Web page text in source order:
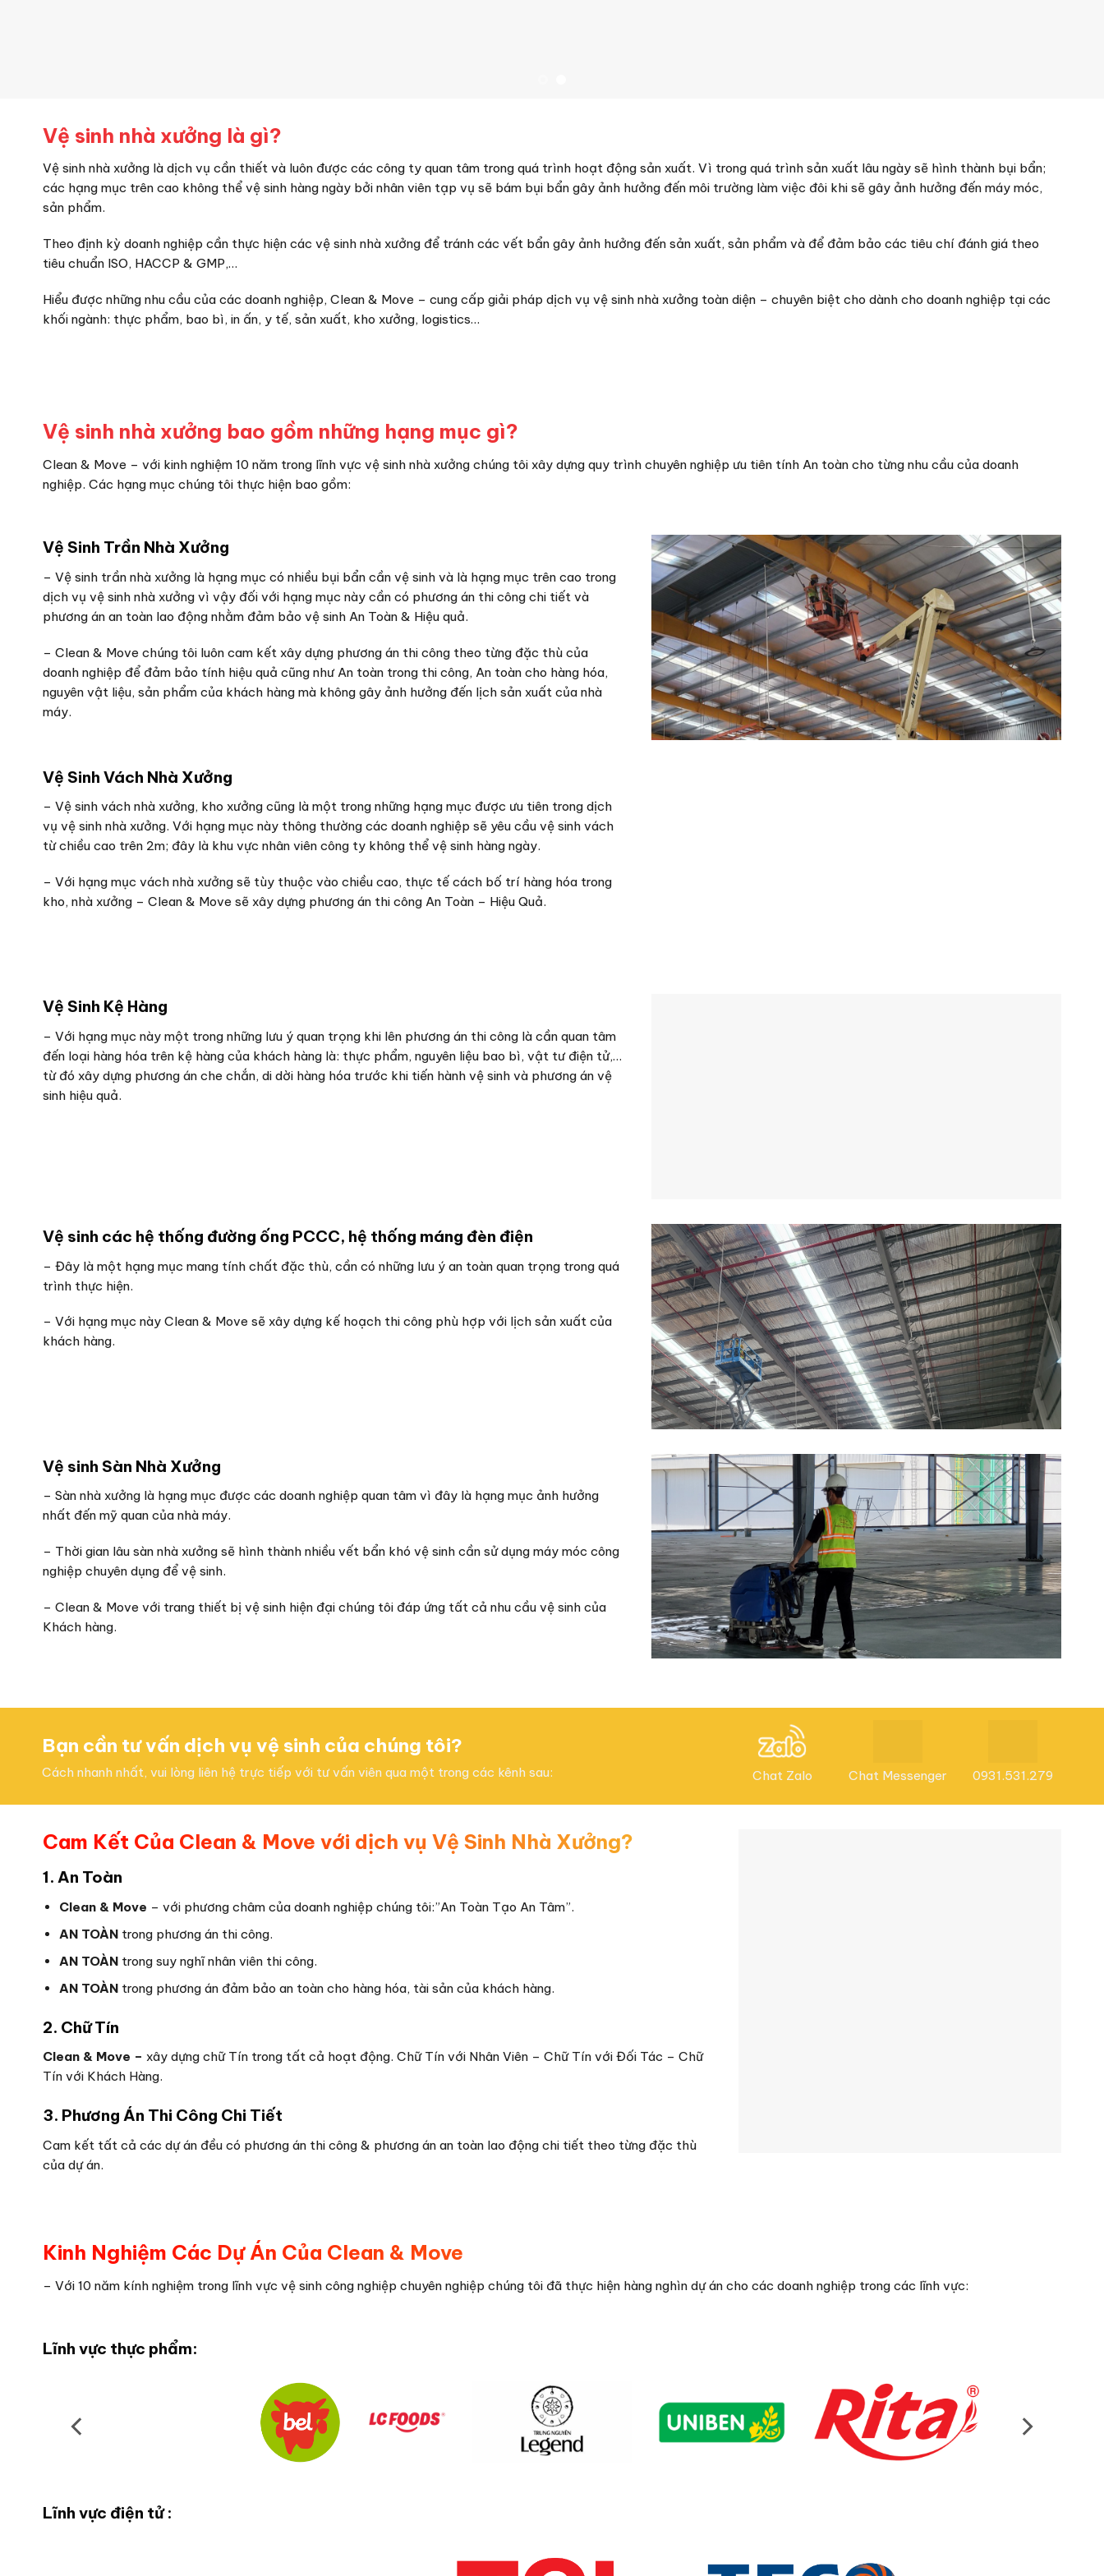
Vệ sinh nhà xưởng là gì?
Vệ sinh nhà xưởng là dịch vụ cần thiết và luôn được các công ty quan tâm trong quá trình hoạt động sản xuất. Vì trong quá trình sản xuất lâu ngày sẽ hình thành bụi bẩn;
các hạng mục trên cao không thể vệ sinh hàng ngày bởi nhân viên tạp vụ sẽ bám bụi bẩn gây ảnh hưởng đến môi trường làm việc đôi khi sẽ gây ảnh hưởng đến máy móc,
sản phẩm.
Theo định kỳ doanh nghiệp cần thực hiện các vệ sinh nhà xưởng để tránh các vết bẩn gây ảnh hưởng đến sản xuất, sản phẩm và để đảm bảo các tiêu chí đánh giá theo
tiêu chuẩn ISO, HACCP & GMP,…
Hiểu được những nhu cầu của các doanh nghiệp, Clean & Move – cung cấp giải pháp dịch vụ vệ sinh nhà xưởng toàn diện – chuyên biệt cho dành cho doanh nghiệp tại các
khối ngành: thực phẩm, bao bì, in ấn, y tế, sản xuất, kho xưởng, logistics…
Vệ sinh nhà xưởng bao gồm những hạng mục gì?
Clean & Move – với kinh nghiệm 10 năm trong lĩnh vực vệ sinh nhà xưởng chúng tôi xây dựng quy trình chuyên nghiệp ưu tiên tính An toàn cho từng nhu cầu của doanh
nghiệp. Các hạng mục chúng tôi thực hiện bao gồm:
Vệ Sinh Trần Nhà Xưởng
– Vệ sinh trần nhà xưởng là hạng mục có nhiều bụi bẩn cần vệ sinh và là hạng mục trên cao trong
dịch vụ vệ sinh nhà xưởng vì vậy đối với hạng mục này cần có phương án thi công chi tiết và
phương án an toàn lao động nhằm đảm bảo vệ sinh An Toàn & Hiệu quả.
– Clean & Move chúng tôi luôn cam kết xây dựng phương án thi công theo từng đặc thù của
doanh nghiệp để đảm bảo tính hiệu quả cũng như An toàn trong thi công, An toàn cho hàng hóa,
nguyên vật liệu, sản phẩm của khách hàng mà không gây ảnh hưởng đến lịch sản xuất của nhà
máy.
Vệ Sinh Vách Nhà Xưởng
– Vệ sinh vách nhà xưởng, kho xưởng cũng là một trong những hạng mục được ưu tiên trong dịch
vụ vệ sinh nhà xưởng. Với hạng mục này thông thường các doanh nghiệp sẽ yêu cầu vệ sinh vách
từ chiều cao trên 2m; đây là khu vực nhân viên công ty không thể vệ sinh hàng ngày.
– Với hạng mục vách nhà xưởng sẽ tùy thuộc vào chiều cao, thực tế cách bố trí hàng hóa trong
kho, nhà xưởng – Clean & Move sẽ xây dựng phương án thi công An Toàn – Hiệu Quả.
Vệ Sinh Kệ Hàng
– Với hạng mục này một trong những lưu ý quan trọng khi lên phương án thi công là cần quan tâm
đến loại hàng hóa trên kệ hàng của khách hàng là: thực phẩm, nguyên liệu bao bì, vật tư điện tử,…
từ đó xây dựng phương án che chắn, di dời hàng hóa trước khi tiến hành vệ sinh và phương án vệ
sinh hiệu quả.
Vệ sinh các hệ thống đường ống PCCC, hệ thống máng đèn điện
– Đây là một hạng mục mang tính chất đặc thù, cần có những lưu ý an toàn quan trọng trong quá
trình thực hiện.
– Với hạng mục này Clean & Move sẽ xây dựng kế hoạch thi công phù hợp với lịch sản xuất của
khách hàng.
Vệ sinh Sàn Nhà Xưởng
– Sàn nhà xưởng là hạng mục được các doanh nghiệp quan tâm vì đây là hạng mục ảnh hưởng
nhất đến mỹ quan của nhà máy.
– Thời gian lâu sàn nhà xưởng sẽ hình thành nhiều vết bẩn khó vệ sinh cần sử dụng máy móc công
nghiệp chuyên dụng để vệ sinh.
– Clean & Move với trang thiết bị vệ sinh hiện đại chúng tôi đáp ứng tất cả nhu cầu vệ sinh của
Khách hàng.
Bạn cần tư vấn dịch vụ vệ sinh của chúng tôi?
Cách nhanh nhất, vui lòng liên hệ trực tiếp với tư vấn viên qua một trong các kênh sau: Chat Zalo Chat Messenger 0931.531.279
Cam Kết Của Clean & Move với dịch vụ Vệ Sinh Nhà Xưởng?
1. An Toàn
Clean & Move – với phương châm của doanh nghiệp chúng tôi:”An Toàn Tạo An Tâm”.
AN TOÀNtrong phương án thi công.
AN TOÀNtrong suy nghĩ nhân viên thi công.
AN TOÀNtrong phương án đảm bảo an toàn cho hàng hóa, tài sản của khách hàng.
2. Chữ Tín
Clean & Move – xây dựng chữ Tín trong tất cả hoạt động. Chữ Tín với Nhân Viên – Chữ Tín với Đối Tác – Chữ
Tín với Khách Hàng.
3. Phương Án Thi Công Chi Tiết
Cam kết tất cả các dự án đều có phương án thi công & phương án an toàn lao động chi tiết theo từng đặc thù
của dự án.
Kinh Nghiệm Các Dự Án Của Clean & Move
– Với 10 năm kính nghiệm trong lĩnh vực vệ sinh công nghiệp chuyên nghiệp chúng tôi đã thực hiện hàng nghìn dự án cho các doanh nghiệp trong các lĩnh vực:
Lĩnh vực thực phẩm:
Lĩnh vực điện tử :